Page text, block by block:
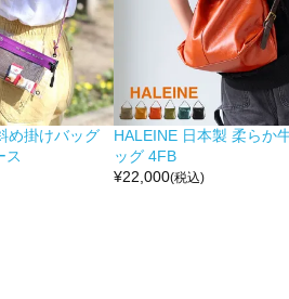
め掛けバッグ
ス
HALEINE 日本製 柔らか
ッグ 4FB
¥22,000(税込)